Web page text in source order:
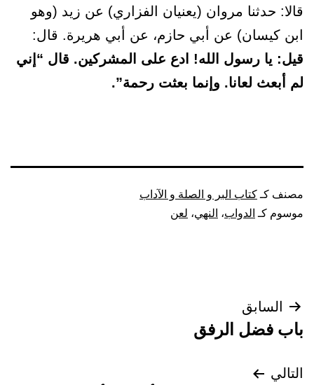
قالا: حدثنا مروان (يعنيان الفزاري) عن زيد (وهو
ابن كيسان) عن أبي حازم، عن أبي هريرة. قال:
قيل: يا رسول الله! ادع على المشركين. قال “إني
لم أبعث لعانا. وإنما بعثت رحمة”.
مصنف كـكتاب البر و الصلة و الآداب
موسوم كـ الدواب، النهي، لعن
تصفّح
المقالات
السابق
باب فضل الرفق
التالي